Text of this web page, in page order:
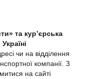
та кур’єрська
чи на відділення
компанії. З
на сайті